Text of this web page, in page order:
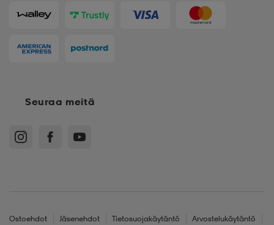
Seuraa meitä
Ostoehdot Jäsenehdot Tietosuojakäytäntö Arvostelukäytäntö